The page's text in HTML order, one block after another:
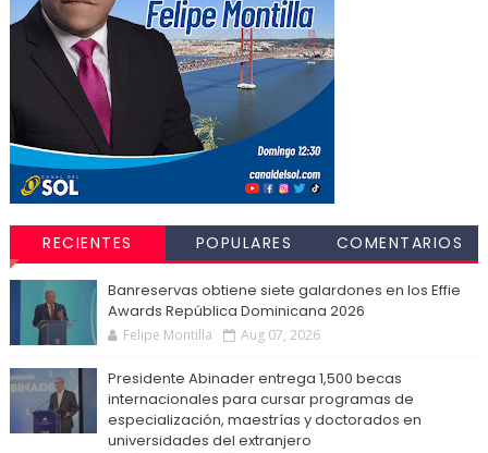
RECIENTES POPULARES COMENTARIOS
Banreservas obtiene siete galardones en los Effie
Awards República Dominicana 2026
Felipe Montilla Aug 07, 2026
Presidente Abinader entrega 1,500 becas
internacionales para cursar programas de
especialización, maestrías y doctorados en
universidades del extranjero